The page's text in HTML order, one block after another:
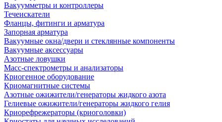
Вакуумметры и контроллеры
Течеискатели
Фланцы, фитинги и арматура
Запорная арматура
Вакуумные окна/двери и стеклянные компоненты
Вакуумные аксессуары
Азотные ловушки
Масс-спектрометры и анализаторы
Криогенное оборудование
Криомагнитные системы
Азотные ожижители/генераторы жидкого азота
Гелиевые ожижители/генераторы жидкого гелия
Криорефрежераторы (криоголовки)